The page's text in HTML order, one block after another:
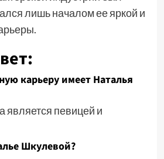
лишь началом ее яркой и
карьеру имеет Наталья
является певицей и
Шкулевой?